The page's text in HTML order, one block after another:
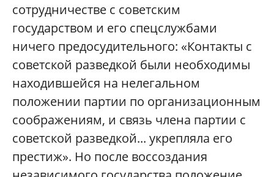
сотрудничестве с советским
государством и его спецслужбами
ничего предосудительного: «Контакты с
советской разведкой были необходимы
находившейся на нелегальном
положении партии по организационным
соображениям, и связь члена партии с
советской разведкой... укрепляла его
престиж». Но после воссоздания